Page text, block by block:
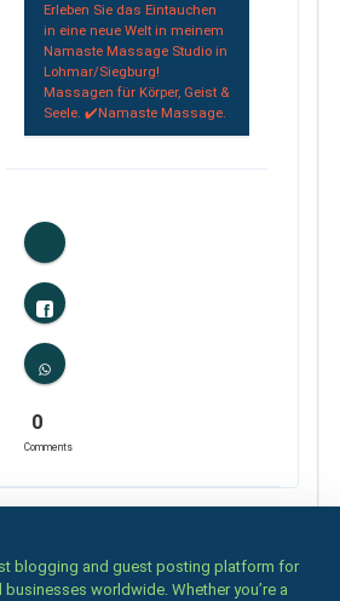
Erleben Sie das Eintauchen
in eine neue Welt in meinem
Namaste Massage Studio in
Lohmar/Siegburg!
Massagen für Körper, Geist &
Seele. ✔️Namaste Massage.
0
Likes
0
Comments
blogging and guest posting platform for
worldwide. Whether you’re a